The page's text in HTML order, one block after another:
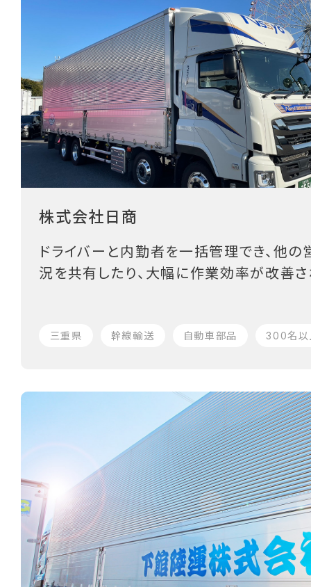
株式会社日商
ドライバーと内勤者を一括管理でき、他
況を共有したり、大幅に作業効率が改善さ
三重県 幹線輸送 自動車部品 300名以